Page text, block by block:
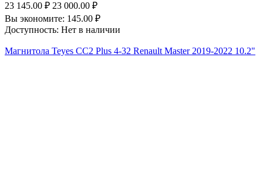
23 145.00 ₽ 23 000.00 ₽
Вы экономите: 145.00 ₽
Доступность: Нет в наличии
Магнитола Teyes CC2 Plus 4-32 Renault Master 2019-2022 10.2"